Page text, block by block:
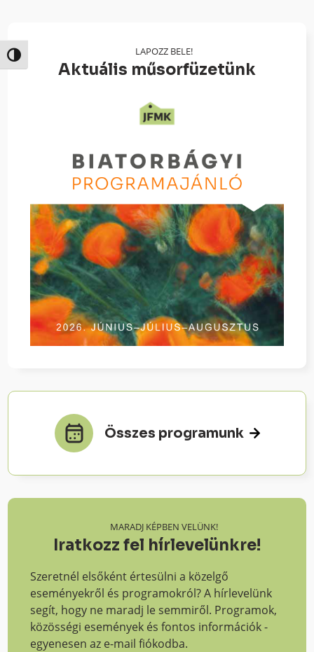
Nagy kontraszt váltása LAPOZZ BELE!
Aktuális műsorfüzetünk
Összes programunk
MARADJ KÉPBEN VELÜNK!
Iratkozz fel hírlevelünkre!
Szeretnél elsőként értesülni a közelgő
eseményekről és programokról? A hírlevelünk
segít, hogy ne maradj le semmiről. Programok,
közösségi események és fontos információk -
egyenesen az e-mail fiókodba.